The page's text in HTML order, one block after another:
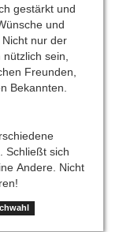
gestärkt und
und
nur der
sein,
Freunden,
Bekannten.
Schließt sich
Andere. Nicht